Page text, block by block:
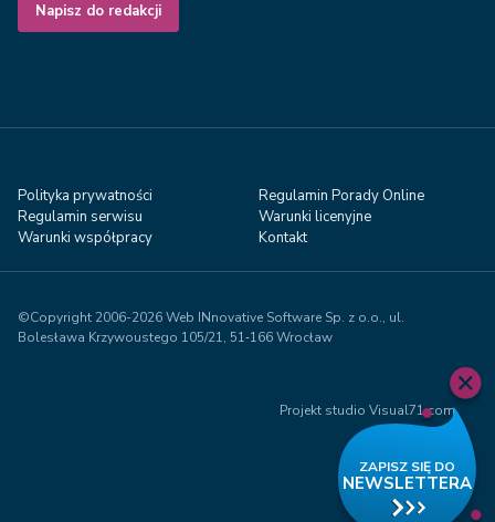
Napisz do redakcji
Polityka prywatności
Regulamin Porady Online
Regulamin serwisu
Warunki licenyjne
Warunki współpracy
Kontakt
©Copyright 2006-2026 Web INnovative Software Sp. z o.o., ul.
Bolesława Krzywoustego 105/21, 51‑166 Wrocław
Projekt studio Visual71.com